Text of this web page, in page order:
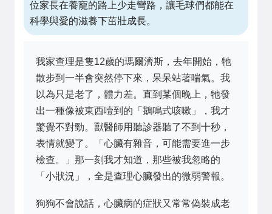
位家長在養寵的路上少走彎路，讓毛球們都能在
科學與愛的滋養下茁壯成長。
我家查理是隻12歲的瑪爾濟斯，去年開始，牠
散步到一半會突然停下來，呆呆站著喘氣。我
以為只是老了，體力差。直到某個晚上，牠發
出一種像被東西噎到的「鵝鳴式咳嗽」，我才
驚覺不對勁。獸醫師用聽診器聽了不到十秒，
表情就變了。「心臟有雜音，可能需要進一步
檢查。」那一刻我才知道，那些被我忽略的
「小狀況」，全是查理心臟發出的微弱警報。
狗狗不會說話，心臟病的症狀又常常偽裝成老